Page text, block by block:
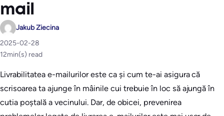
mail
Jakub Ziecina
2025-02-28
12min(s) read
Livrabilitatea e-mailurilor este ca și cum te-ai asigura că
scrisoarea ta ajunge în mâinile cui trebuie în loc să ajungă în
cutia poștală a vecinului. Dar, de obicei, prevenirea